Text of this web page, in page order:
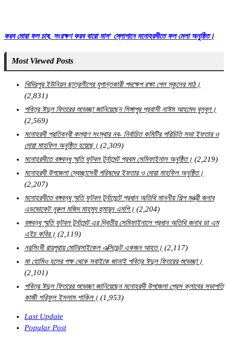
করব মোরা ফল চাষ, সংরক্ষণ করব বারো মাস’ স্লোগানে মনোহরদীতে ফল মেলা অনুষ্ঠিত।
Most Viewed Posts
খিদিরপুর ইউনিয়ন ছাত্রলীগের যুগান্তকারী পদক্ষেপ রক্ষা পেল স্কুলের মাঠ।
(2,831)
পবিত্র ঈদুল ফিতরের শুভেচ্ছা জানিয়েছেন সিঙ্গাপুর প্রবাসী নাঈম আহমেদ বুলবুল।
(2,569)
মনোহরদী প্রতিবন্ধী কল্যাণ সংস্থার নব- নির্বাচিত কমিটির পরিচিতি সভা ইফতার ও
দোয়া মাহফিল অনুষ্ঠিত হয়েছে। (2,309)
মনোহরদীতে বঙ্গবন্ধু স্মৃতি ফুটবল টুর্নামেন্ট প্রথম সেমিফাইনাল অনুষ্ঠিত। (2,219)
মনোহরদী উপজেলা স্বেচ্ছাসেবী পরিষদের ইফতার ও দোয়া মাহফিল অনুষ্ঠিত।
(2,207)
মনোহরদীতে বঙ্গবন্ধু স্মৃতি ফুটবল টুর্নামেন্টে প্রধান অতিথি মাননীয় শিল্প মন্ত্রী জনাব
এডভোকেট নুরুল মজিদ মাহমুদ হুমায়ূন এমপি। (2,204)
বঙ্গবন্ধু স্মৃতি ফুটবল টুর্নামেন্ট এর দ্বিতীয় সেমিফাইনালে প্রধান অতিথি জনাব ডা এম
এইচ কবির। (2,119)
নরসিংদী রায়পুরায় মোটরসাইকেল এক্সিডেন্ট একজন আহত। (2,117)
মা হোমিও হলের পক্ষ থেকে সবাইকে জানাই পবিত্র ঈদুল ফিতরের শুভেচ্ছা।
(2,101)
পবিত্র ঈদুল ফিতরের শুভেচ্ছা জানিয়েছেন মনোহরদী উপজেলা প্রেস ক্লাবের সভাপতি
কাজী শরিফুল ইসলাম শাকিল। (1,953)
Last Update
Popular Post